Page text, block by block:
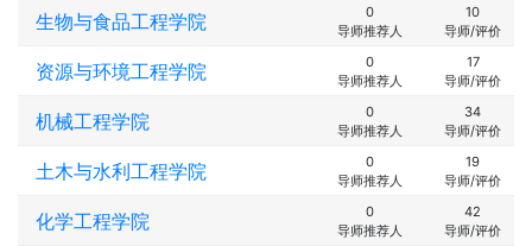
生物与食品工程学院
0
导师推荐人
10
导师/评价
资源与环境工程学院
0
导师推荐人
17
导师/评价
机械工程学院
0
导师推荐人
34
导师/评价
土木与水利工程学院
0
导师推荐人
19
导师/评价
化学工程学院
0
导师推荐人
42
导师/评价